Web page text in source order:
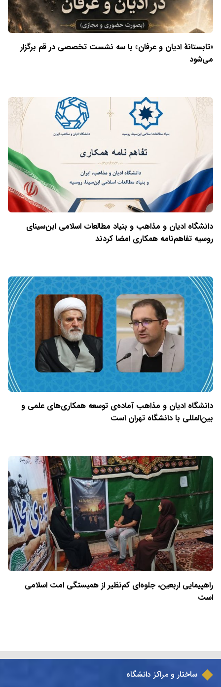
«تابستانهٔ ادیان و عرفان» با سه نشست تخصصی در قم برگزار
می‌شود
دانشگاه ادیان و مذاهب و بنیاد مطالعات اسلامی ابن‌سینای
روسیه تفاهم‌نامه همکاری امضا کردند
دانشگاه ادیان و مذاهب آماده‌ی توسعه همکاری‌های علمی و
بین‌المللی با دانشگاه تهران است
راهپیمایی اربعین، جلوه‌ای کم‌نظیر از همبستگی امت اسلامی
است
ساختار و مراکز دانشگاه